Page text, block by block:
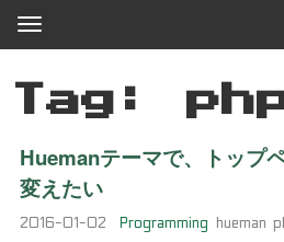
Tag:
Huemanテーマで、トップ
変えたい
2016-01-02 Programming hueman